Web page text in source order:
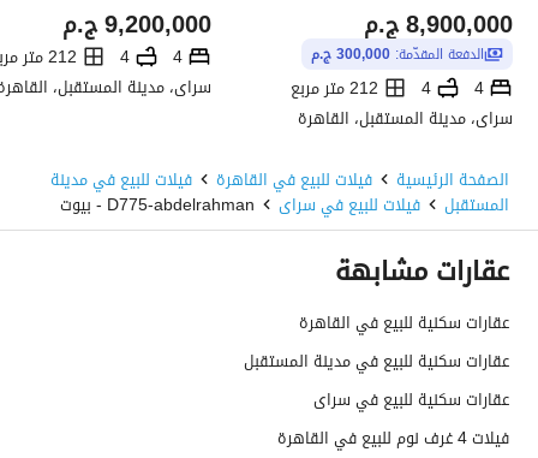
ج.م8,900,000
الدفعة المقدّمة: 300,000 ج.م
4
4
212 متر مربع
سراى، مدينة المستقبل، القاهرة
ج.م9,200,000
4
4
212 متر مربع
سراى، مدينة المستقبل،
الصفحة الرئيسية فيلات للبيع في القاهرة فيلات للبيع في مدينة
المستقبل فيلات للبيع في سراى D775-abdelrahman - بيوت
عقارات مشابهة
عقارات سكنية للبيع في القاهرة
عقارات سكنية للبيع في مدينة المستقبل
عقارات سكنية للبيع في سراى
فيلات 4 غرف نوم للبيع في القاهرة